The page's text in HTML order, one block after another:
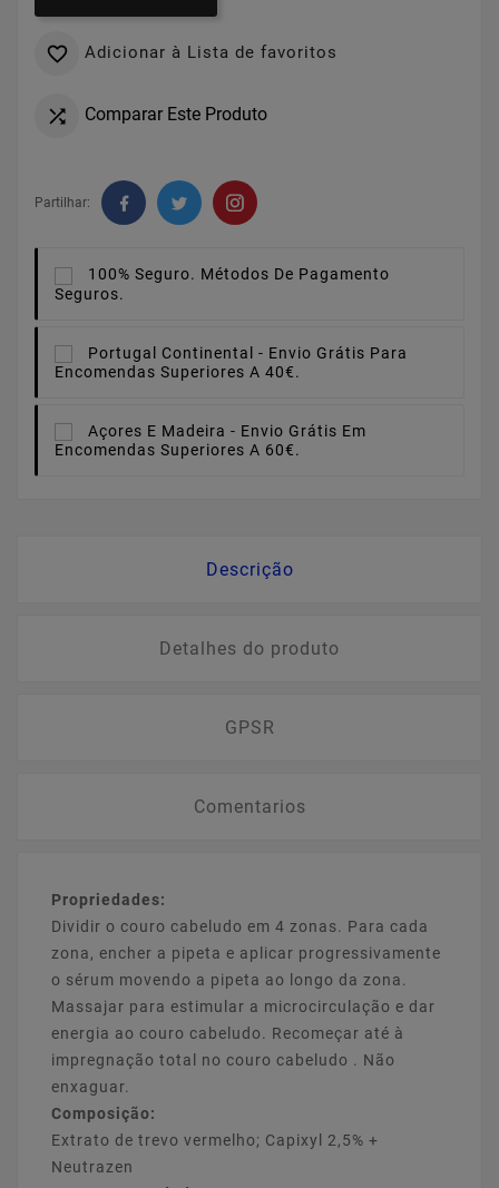
 Adicionar à Lista de favoritos
 Comparar Este Produto
Partilhar:
100% Seguro. Métodos De Pagamento
Seguros.
Portugal Continental - Envio Grátis Para
Encomendas Superiores A 40€.
Açores E Madeira - Envio Grátis Em
Encomendas Superiores A 60€.
Descrição
Detalhes do produto
GPSR
Comentarios
Propriedades:
Dividir o couro cabeludo em 4 zonas. Para cada
zona, encher a pipeta e aplicar progressivamente
o sérum movendo a pipeta ao longo da zona.
Massajar para estimular a microcirculação e dar
energia ao couro cabeludo. Recomeçar até à
impregnação total no couro cabeludo . Não
enxaguar.
Composição:
Extrato de trevo vermelho; Capixyl 2,5% +
Neutrazen